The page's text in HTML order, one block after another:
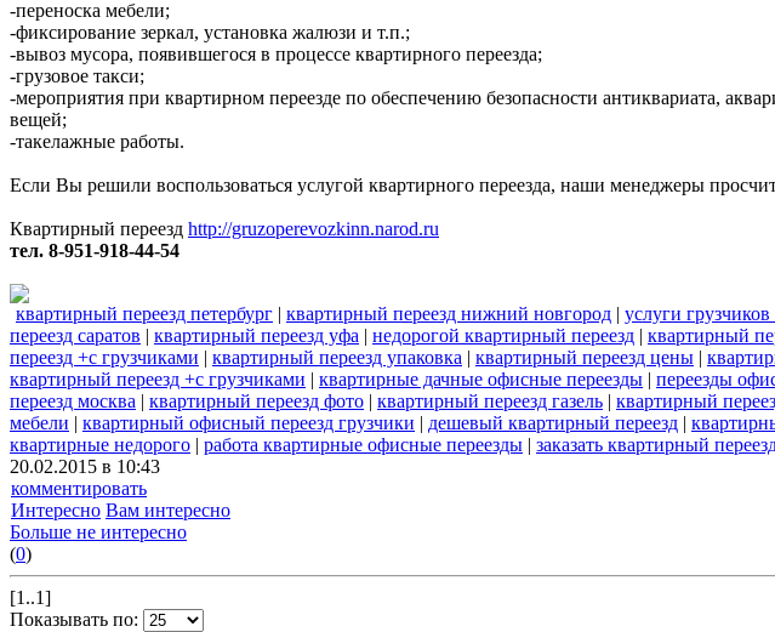
-переноска мебели;
-фиксирование зеркал, установка жалюзи и т.п.;
-вывоз мусора, появившегося в процессе квартирного переезда;
-грузовое такси;
-мероприятия при квартирном переезде по обеспечению безопасности антиквариата,
вещей;
-такелажные работы.
Если Вы решили воспользоваться услугой квартирного переезда, наши менеджеры
Квартирный переезд http://gruzoperevozkinn.narod.ru
тел. 8-951-918-44-54
квартирный переезд петербург | квартирный переезд нижний новгород | услуги
переезд саратов | квартирный переезд уфа | недорогой квартирный переезд | квартирный
переезд +с грузчиками | квартирный переезд упаковка | квартирный переезд цены |
квартирный переезд +с грузчиками | квартирные дачные офисные переезды | переезды
переезд москва | квартирный переезд фото | квартирный переезд газель | квартирный
мебели | квартирный офисный переезд грузчики | дешевый квартирный переезд |
квартирные недорого | работа квартирные офисные переезды | заказать квартирный
20.02.2015 в 10:43
комментировать
Интересно Вам интересно
Больше не интересно
(0)
[1..1]
Показывать по: